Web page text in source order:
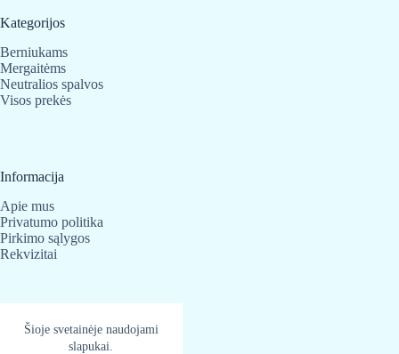
Šioje svetainėje naudojami
slapukai.
Kategorijos
Berniukams
Mergaitėms
Neutralios spalvos
Visos prekės
Informacija
Apie mus
Privatumo politika
Pirkimo sąlygos
Rekvizitai